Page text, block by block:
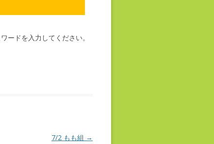
ードを入力してください。
7/2 もも組 →